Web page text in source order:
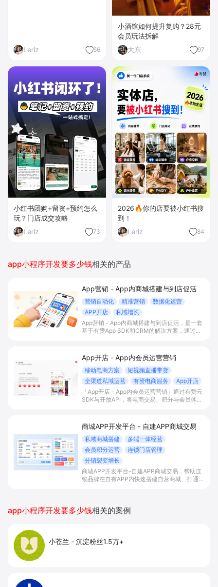
Leriz 56
小酒馆如何提升复购？28元
会员玩法拆解
大东
97
小红书团购+留资+预约怎么
玩？门店成交攻略
Leriz
73
2026🔥你的店要被小红书搜
到！
Leriz
84
app小程序开发要多少钱相关的产品
App营销 - App内商城搭建与到店促活
营销自动化 精准营销
数据化运营
APP开店
私域增长
App营销 - App内商城搭建与到店促活，是一套
基于有赞App SDK和CRM的解决方案，通过在
线上线下运营，提升到店率、复购率和整体
GMV。
App开店 - App内会员运营营销
移动电商方案
短视频直播带货
全渠道私域运营
有赞电商服务
App开店
「App开店 - App内会员运营营销」通过有赞云
SDK与开放API，将电商交易、积分与会员体系
提升变现效率与私域复购率。
商城APP开发平台 - 自建APP商城交易
私域商城搭建
多端一体经营
会员积分运营
连锁门店管理
分销裂变增长
商城APP开发平台-自建APP商城交易，帮助连
锁品牌在自有APP内快速搭建自营商城、打通多
app小程序开发要多少钱相关的案例
小苍兰 - 沉淀粉丝1.5万+